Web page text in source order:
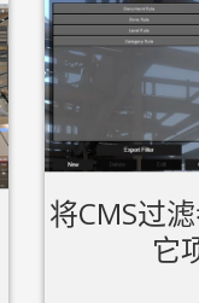
将CMS过
它